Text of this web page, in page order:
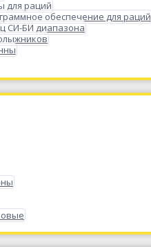
для раций
обеспечение для раций
СИ-БИ диапазона